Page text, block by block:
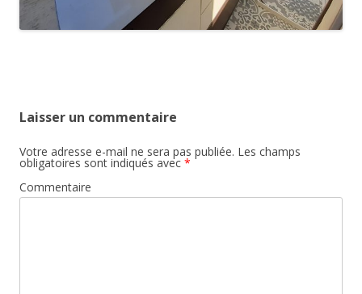
Laisser un commentaire
Votre adresse e-mail ne sera pas publiée. Les champs
obligatoires sont indiqués avec *
Commentaire